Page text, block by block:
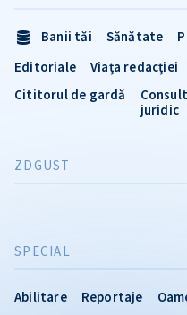
SPECIAL
Abilitare Reportaje
Banii tăi Sănătate
Editoriale
Viața redacției
Cititorul de gardă
juridic
ZDGUST